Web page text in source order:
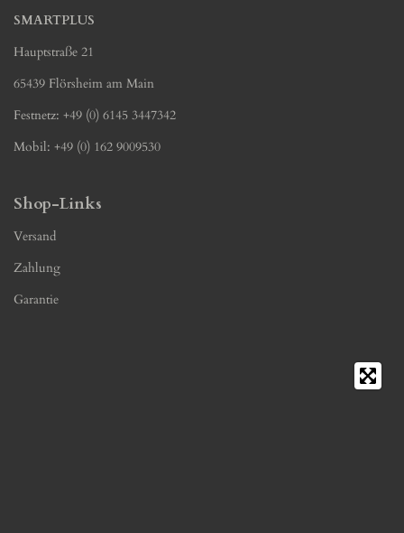
SMARTPLUS
Hauptstraße 21
65439 Flörsheim am Main
Festnetz: +49 (0) 6145 3447342
Mobil: +49 (0) 162 9009530
Shop-Links
Versand
Zahlung
Garantie